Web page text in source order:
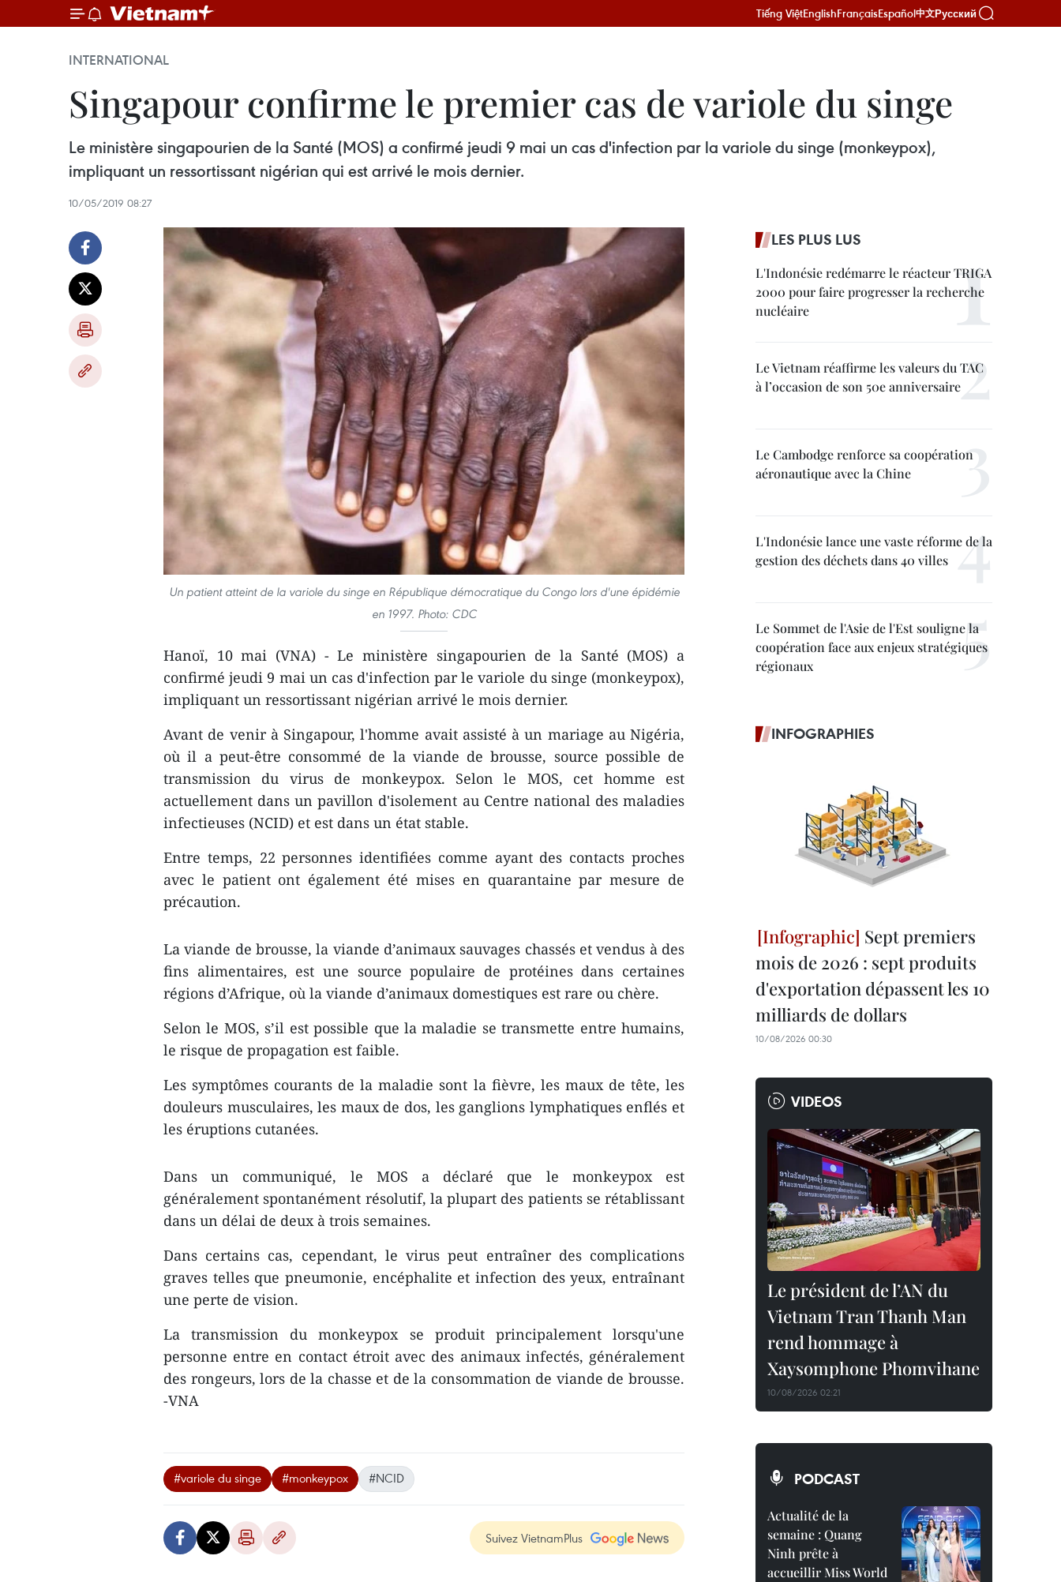
Tiếng ViệtEnglishFrançaisEspañol中文Русский
INTERNATIONAL
Singapour confirme le premier cas de variole du singe
Le ministère singapourien de la Santé (MOS) a confirmé jeudi 9 mai un cas d'infection par la variole du singe (monkeypox),
impliquant un ressortissant nigérian qui est arrivé le mois dernier.
10/05/2019 08:27
Un patient atteint de la variole du singe en République démocratique du Congo lors d'une épidémie
en 1997. Photo: CDC
Hanoï, 10 mai (VNA) - Le ministère singapourien de la Santé (MOS) a
confirmé jeudi 9 mai un cas d'infection par le variole du singe (monkeypox),
impliquant un ressortissant nigérian arrivé le mois dernier.
Avant de venir à Singapour, l'homme avait assisté à un mariage au Nigéria,
où il a peut-être consommé de la viande de brousse, source possible de
transmission du virus de monkeypox. Selon le MOS, cet homme est
actuellement dans un pavillon d'isolement au Centre national des maladies
infectieuses (NCID) et est dans un état stable.
Entre temps, 22 personnes identifiées comme ayant des contacts proches
avec le patient ont également été mises en quarantaine par mesure de
précaution.
La viande de brousse, la viande d’animaux sauvages chassés et vendus à des
fins alimentaires, est une source populaire de protéines dans certaines
régions d’Afrique, où la viande d’animaux domestiques est rare ou chère.
Selon le MOS, s’il est possible que la maladie se transmette entre humains,
le risque de propagation est faible.
Les symptômes courants de la maladie sont la fièvre, les maux de tête, les
douleurs musculaires, les maux de dos, les ganglions lymphatiques enflés et
les éruptions cutanées.
Dans un communiqué, le MOS a déclaré que le monkeypox est
généralement spontanément résolutif, la plupart des patients se rétablissant
dans un délai de deux à trois semaines.
Dans certains cas, cependant, le virus peut entraîner des complications
graves telles que pneumonie, encéphalite et infection des yeux, entraînant
une perte de vision.
La transmission du monkeypox se produit principalement lorsqu'une
personne entre en contact étroit avec des animaux infectés, généralement
des rongeurs, lors de la chasse et de la consommation de viande de brousse.
-VNA
#variole du singe #monkeypox #NCID
Suivez VietnamPlus
LES PLUS LUS
L'Indonésie redémarre le réacteur TRIGA
2000 pour faire progresser la recherche
nucléaire
Le Vietnam réaffirme les valeurs du TAC
à l’occasion de son 50e anniversaire
Le Cambodge renforce sa coopération
aéronautique avec la Chine
L'Indonésie lance une vaste réforme de la
gestion des déchets dans 40 villes
Le Sommet de l'Asie de l'Est souligne la
coopération face aux enjeux stratégiques
régionaux
INFOGRAPHIES
Sept premiers
mois de 2026 : sept produits
d'exportation dépassent les 10
milliards de dollars
10/08/2026 00:30
VIDEOS
Le président de l’AN du
Vietnam Tran Thanh Man
rend hommage à
Xaysomphone Phomvihane
10/08/2026 02:21
PODCAST
Actualité de la
semaine : Quang
Ninh prête à
accueillir Miss World